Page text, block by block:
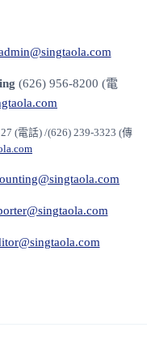
(626) 956-8200 (電
(電話) /(626) 239-3323 (傳